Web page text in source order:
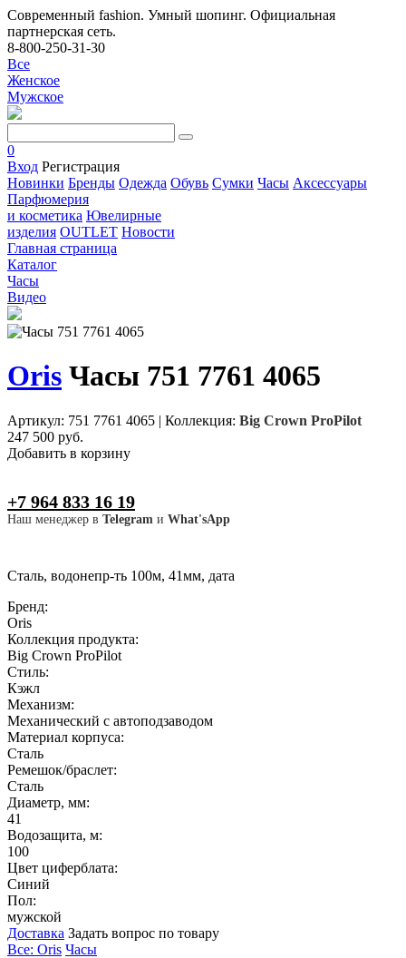
Современный fashion. Умный шопинг. Официальная
партнерская сеть.
8-800-250-31-30
Все
Женское
Мужское
0
Вход Регистрация
Новинки Бренды Одежда Обувь Сумки Часы Аксессуары
Парфюмерия
и косметика Ювелирные
изделия OUTLET Новости
Главная страница
Каталог
Часы
Видео
Oris Часы 751 7761 4065
Артикул: 751 7761 4065 | Коллекция: Big Crown ProPilot
247 500 руб.
Добавить в корзину
+7 964 833 16 19
Наш менеджер в Telegram и What'sApp
Сталь, водонепр-ть 100м, 41мм, дата
Бренд:
Oris
Коллекция продукта:
Big Crown ProPilot
Стиль:
Кэжл
Механизм:
Механический с автоподзаводом
Материал корпуса:
Сталь
Ремешок/браслет:
Сталь
Диаметр, мм:
41
Водозащита, м:
100
Цвет циферблата:
Синий
Пол:
мужской
Доставка Задать вопрос по товару
Все: Oris Часы